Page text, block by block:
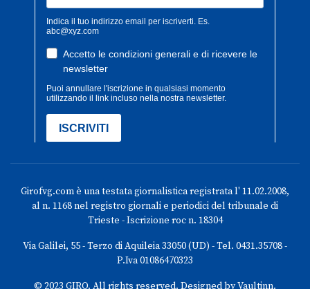
Girofvg.com è una testata giornalistica registrata l' 11.02.2008,
al n. 1168 nel registro giornali e periodici del tribunale di
Trieste - Iscrizione roc n. 18304
Via Galilei, 55 - Terzo di Aquileia 33050 (UD) - Tel. 0431.35708 -
P.Iva 01086470323
© 2023 GIRO. All rights reserved. Designed by Vaultinn.